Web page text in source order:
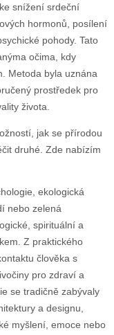
snížení srdeční
hormonů, posílení
pohody. Tato
očima, kdy
Metoda byla uznána
prostředek pro
života.
jak se přírodou
druhé. Zde nabízím
ekologická
nebo zelená
spirituální a
Z praktického
člověka s
pro zdraví a
se tradičně zabývaly
a designu,
myšlení, emoce nebo